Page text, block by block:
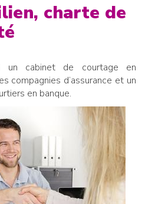
charte de
un cabinet de courtage en
compagnies d’assurance et un
en banque.